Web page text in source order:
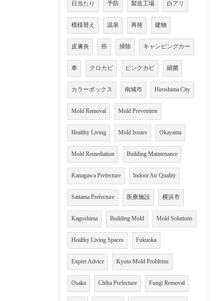
日当たり 予防 製造工場 白アリ
模様替え 温泉 再発 建物
皮膚炎 癌 掃除 キャンピングカー
車 クロカビ ピンクカビ 細菌
カラーボックス 南城市 Hiroshima City
Mold Removal Mold Prevention
Healthy Living Mold Issues Okayama
Mold Remediation Building Maintenance
Kanagawa Prefecture Indoor Air Quality
Saitama Prefecture 医療施設 横浜市
Kagoshima Building Mold Mold Solutions
Healthy Living Spaces Fukuoka
Expert Advice Kyoto Mold Problems
Osaka Chiba Prefecture Fungi Removal